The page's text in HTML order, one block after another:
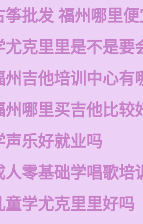
筝批发 福州哪里
尤克里里是不是要
州吉他培训中心有
州哪里买吉他比较
声乐好就业吗
人零基础学唱歌培
童学尤克里里好吗